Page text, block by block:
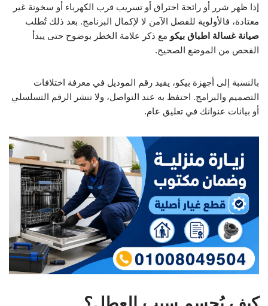
إذا ظهر شرر أو رائحة احتراق أو تسريب قرب الكهرباء أو سخونة غير
معتادة، فالأولوية للفصل الآمن لا لإكمال البرنامج. بعد ذلك تُطلب
صيانة غسالة اطباق بيكو مع ذكر علامة الخطر بوضوح حتى يبدأ
الفحص من الموضع الصحيح.
بالنسبة إلى أجهزة بيكو، يفيد رقم الموديل في معرفة اختلافات
التصميم والبرامج. احتفظ به عند التواصل، ولا تنشر الرقم التسلسلي
أو بيانات عنوانك في تعليق عام.